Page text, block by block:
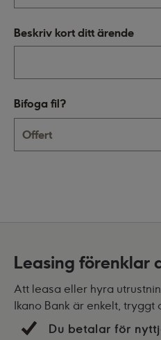
Beskriv kort ditt ärende
Bifoga fil?
Offert
Leasing förenklar
Att leasa eller hyra
Ikano Bank är enkelt,
Du betalar för